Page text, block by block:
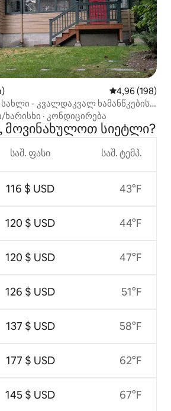
საშუალო
4,96 (198)
- კვალდაკვალ ხამანწკების
ხარისხი · კონდიცირება
მოვინახულოთ სიეტლი?
საშ. ფასი
116 $ USD
120 $ USD
120 $ USD
126 $ USD
137 $ USD
177 $ USD
145 $ USD
საშ. ტემპ.
43°F
44°F
47°F
51°F
58°F
62°F
67°F